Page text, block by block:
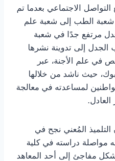
الاجتماعي بعدما تم
شعبة الطب إلى شعبة علم
مرتفع جدًا في شعبة
الجدل إلى تدوينة نشرها
في علم الأجنة، عبر
حيث ناشد من خلالها
لمساعدته في معالجة
التلميذ المُعني نجح في
مواصلة دراسته في كلية
مفاجئ إلى أحد المعاهد